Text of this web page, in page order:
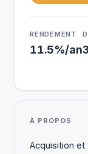
RENDEMENT
11.5%/an
À PROPOS
Acquisition